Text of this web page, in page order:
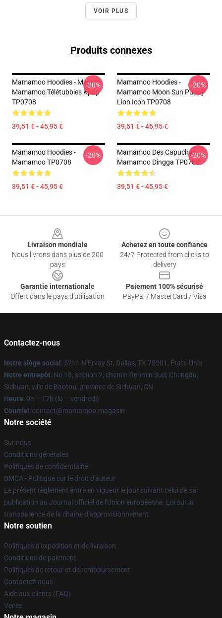
VOIR PLUS
Produits connexes
Mamamoo Hoodies - Mignon
Mamamoo Télétubbies Kpop
TP0708
39,51 € - 45,95 €
-20%
Mamamoo Hoodies -
Mamamoo Moon Sun Puppy
Lion Icon TP0708
39,51 € - 45,95 €
-20%
Mamamoo Hoodies -
Mamamoo TP0708
39,51 € - 45,95 €
-20%
Mamamoo Des Capuches...
Mamamoo Dingga TP0708
39,51 € - 45,95 €
-20%
Livraison mondiale
Nous livrons dans plus de 200
pays
Achetez en toute confiance
24/7 Protected from clicks to
delivery
Garantie internationale
Offert dans le pays d'utilisation
Paiement 100% sécurisé
PayPal / MasterCard / Visa
Contactez-nous
Notre siège social : 5211 N Ervay St, Dallas, TX 75201, États-Unis
Notre entrepôt: No 18, section 2, chemin Renmin Sud, Chengdu,
Sichuan, ville de Baotou, province de Sichuan, CN
Heure: 9h – 17h (lu – vendredi)
Courriel : contact@mamamoo.magasin
Notre société
Sur nous
Conditions générales
Politiques de confidentialité
DMCA - Politique sur le droit d'auteur
Le présent règlement entre en vigueur le jour suivant celui de sa
publication au Journal officiel de l'Union européenne. Loi sur la
transparence de la chaîne d'approvisionnement
Notre soutien
Politiques d'expédition et de livraison
Conditions de paiement
Politiques de retour et de remboursement
Contactez-nous
Aide aux clients (FAQ)
Vente